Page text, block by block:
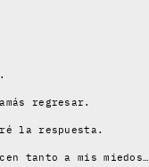
regresar.
la respuesta.
tanto a mis miedos…